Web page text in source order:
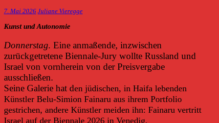
7. Mai 2026 Juliane Vieregge
Kunst und Autonomie
Donnerstag. Eine anmaßende, inzwischen
zurückgetretene Biennale-Jury wollte Russland und
Israel von vornherein von der Preisvergabe
ausschließen.
Seine Galerie hat den jüdischen, in Haifa lebenden
Künstler Belu-Simion Fainaru aus ihrem Portfolio
gestrichen, andere Künstler meiden ihn: Fainaru vertritt
Israel auf der Biennale 2026 in Venedig.